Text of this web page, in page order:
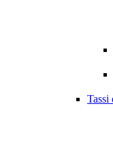
Tassi